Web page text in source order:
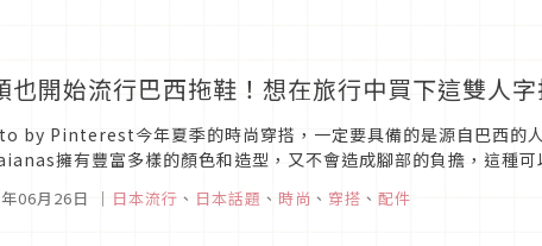
也開始流行巴西拖鞋！想在旅行中買下這雙人
by Pinterest今年夏季的時尚穿搭，一定要具備的是源自巴西的
擁有豐富多樣的顏色和造型，又不會造成腳部的負擔，這種
06月26日 ｜ 日本流行 、 日本話題 、 時尚 、 穿搭 、 配件